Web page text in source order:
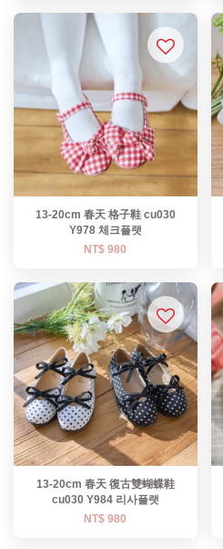
13-20cm 春天 格子鞋 cu030
Y978 체크플랫
NT$ 980
13-20cm 春天 復古雙蝴蝶鞋
cu030 Y984 리사플랫
NT$ 980